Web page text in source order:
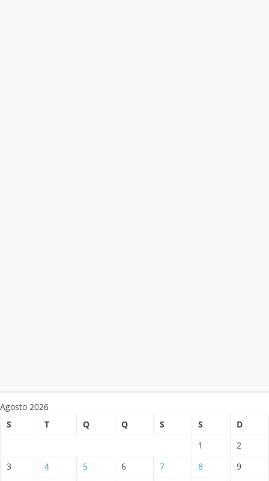
Agosto 2026
S
T Q Q S S
D
1
2
3
4 5 6 7 8
9